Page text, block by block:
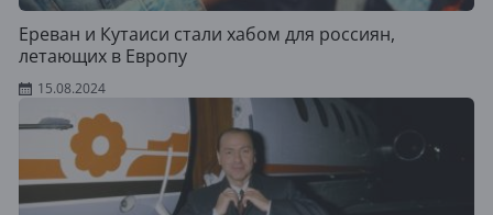
Ереван и Кутаиси стали хабом для россиян,
летающих в Европу
15.08.2024